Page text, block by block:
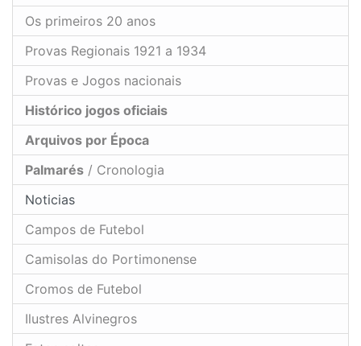
Os primeiros 20 anos
Provas Regionais 1921 a 1934
Provas e Jogos nacionais
Histórico jogos oficiais
Arquivos por Época
Palmarés / Cronologia
Noticias
Campos de Futebol
Camisolas do Portimonense
Cromos de Futebol
Ilustres Alvinegros